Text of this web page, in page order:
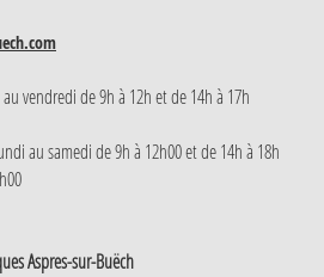
vendredi de 9h à 12h et de 14h à 17h
au samedi de 9h à 12h00 et de 14h à 18h
Aspres-sur-Buëch